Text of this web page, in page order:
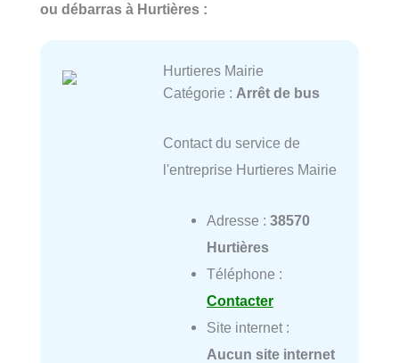
ou débarras à Hurtières :
Hurtieres Mairie
Catégorie : Arrêt de bus
Contact du service de
l'entreprise Hurtieres Mairie
Adresse : 38570
Hurtières
Téléphone :
Contacter
Site internet :
Aucun site internet